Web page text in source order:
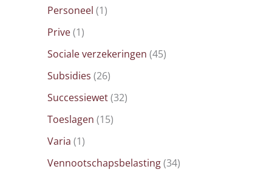
Personeel (1)
Prive(1)
Sociale verzekeringen (45)
Subsidies (26)
Successiewet(32)
Toeslagen (15)
Varia (1)
Vennootschapsbelasting(34)